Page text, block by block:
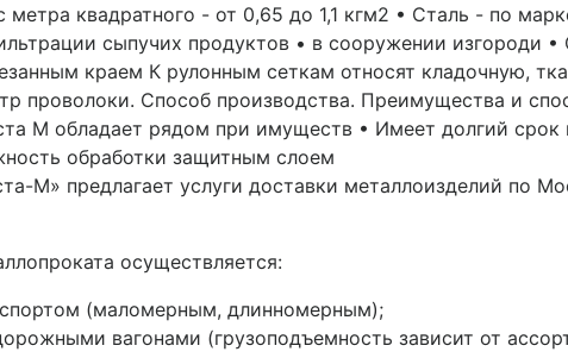
метра квадратного - от 0,65 до 1,1 кгм2 • Сталь - по
сыпучих продуктов • в сооружении изгороди
краем К рулонным сеткам относят кладочную,
проволоки. Способ производства. Преимущества и
М обладает рядом при имуществ • Имеет долгий
обработки защитным слоем
М» предлагает услуги доставки металлоизделий по
осуществляется:
(маломерным, длинномерным);
вагонами (грузоподъемность зависит от